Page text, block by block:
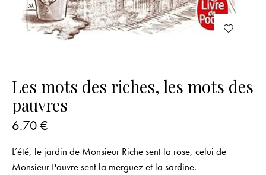
Les mots des riches, les mots des
pauvres
6.70 €
L’été, le jardin de Monsieur Riche sent la rose, celui de
Monsieur Pauvre sent la merguez et la sardine.